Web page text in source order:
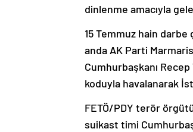
dinlenme amacıyla
15 Temmuz hain darbe
anda AK Parti Marmaris
Cumhurbaşkanı Recep
koduyla havalanarak
FETÖ/PDY terör
suikast timi